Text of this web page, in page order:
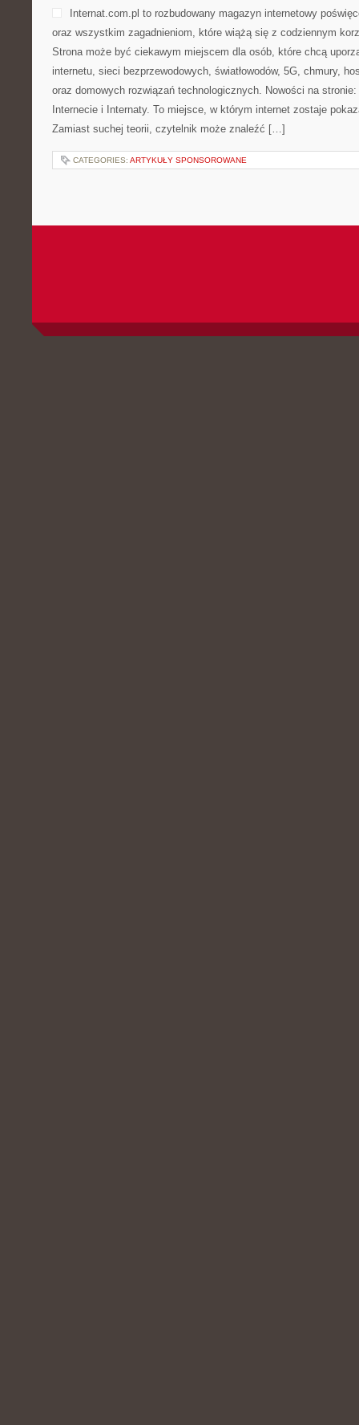
Internat.com.pl to rozbudowany magazyn internetowy
oraz wszystkim zagadnieniom, które wiążą się z codziennym
Strona może być ciekawym miejscem dla osób, które chcą
internetu, sieci bezprzewodowych, światłowodów, 5G, chmury,
oraz domowych rozwiązań technologicznych. Nowości na
Internecie i Internaty. To miejsce, w którym internet zostaje
Zamiast suchej teorii, czytelnik może znaleźć […]
CATEGORIES: ARTYKUŁY SPONSOROWANE